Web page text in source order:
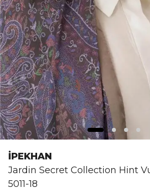
İPEKHAN
Jardin Secret Collection Hint
5011-18